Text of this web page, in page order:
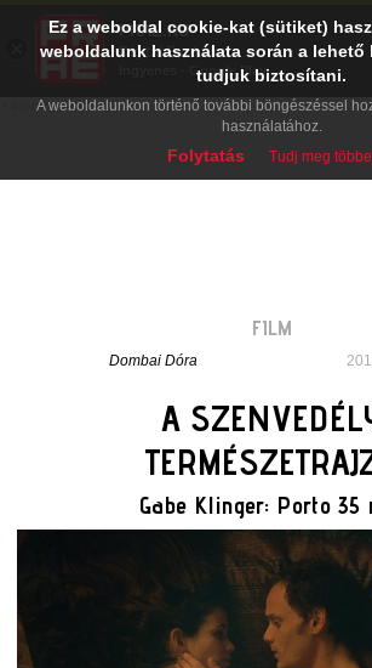
FILM
Dombai Dóra
A
Gabe Klinger: Porto 35
Ez a weboldal cookie-kat (sütiket)
weboldalunk használata során a lehető
tudjuk biztosítani.
A weboldalunkon történő további böngészéssel
használatához.
Folytatás Tudj meg
PRAE.HU
Digital Evolution
Ingyenes - Google Play